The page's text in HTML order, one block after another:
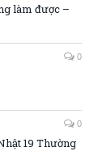
làm được –
0
0
19 Thường